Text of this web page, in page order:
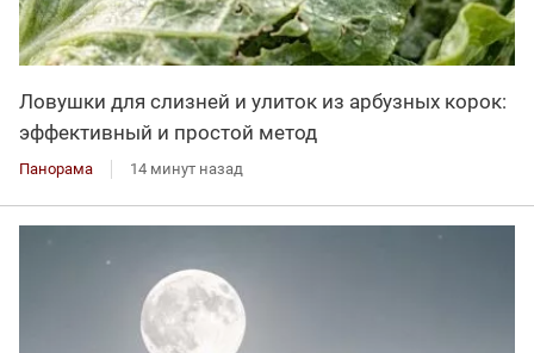
Ловушки для слизней и улиток из арбузных корок:
эффективный и простой метод
Панорама 14 минут назад